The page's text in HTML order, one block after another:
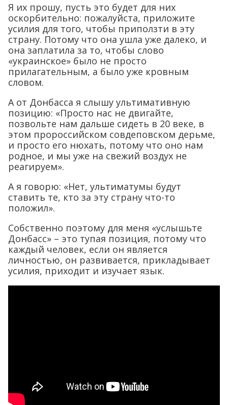
Я их прошу, пусть это будет для них
оскорбительно: пожалуйста, приложите
усилия для того, чтобы приползти в эту
страну. Потому что она ушла уже далеко, и
она заплатила за то, чтобы слово
«украинское» было не просто
прилагательным, а было уже кровным
словом.
А от Донбасса я слышу ультимативную
позицию: «Просто нас не двигайте,
позвольте нам дальше сидеть в 20 веке, в
этом пророссийском совдеповском дерьме,
и просто его нюхать, потому что оно нам
родное, и мы уже на свежий воздух не
реагируем».
А я говорю: «Нет, ультиматумы будут
ставить те, кто за эту страну что-то
положил».
Собственно поэтому для меня «услышьте
Донбасс» – это тупая позиция, потому что
каждый человек, если он является
личностью, он развивается, прикладывает
усилия, приходит и изучает язык.